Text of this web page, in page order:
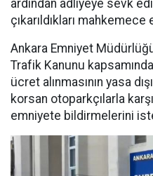
ardından adliyeye sevk
çıkarıldıkları
Ankara Emniyet
Trafik Kanunu
ücret alınmasının yasa
korsan otoparkçılarla
emniyete bildirmelerini